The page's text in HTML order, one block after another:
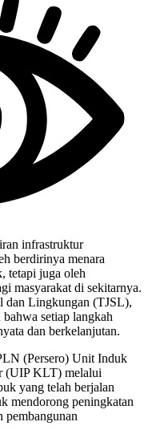
infrastruktur
berdirinya menara
tetapi juga oleh
masyarakat di sekitarnya.
dan Lingkungan (TJSL),
setiap langkah
dan berkelanjutan.
(Persero) Unit Induk
(UIP KLT) melalui
yang telah berjalan
mendorong peningkatan
pembangunan